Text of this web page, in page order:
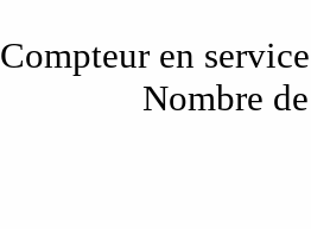
Compteur en
Nombre